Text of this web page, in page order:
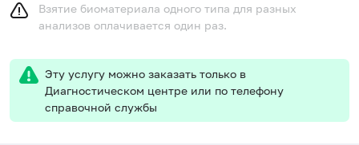
Взятие биоматериала одного типа для разных
анализов оплачивается один раз.
Эту услугу можно заказать только в
Диагностическом центре или по телефону
справочной службы